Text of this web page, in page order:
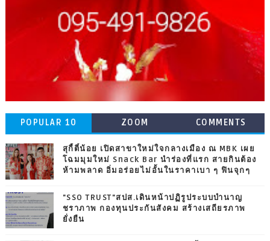
POPULAR 10 ZOOM COMMENTS
สุกี้ตี๋น้อย เปิดสาขาใหม่ใจกลางเมือง ณ MBK เผย
โฉมมุมใหม่ Snack Bar นำร่องที่แรก สายกินต้อง
ห้ามพลาด อิ่มอร่อยไม่อั้นในราคาเบา ๆ ฟินจุกๆ
"SSO TRUST"สปส.เดินหน้าปฏิรูประบบบำนาญ
ชราภาพ กองทุนประกันสังคม สร้างเสถียรภาพ
ยั่งยืน